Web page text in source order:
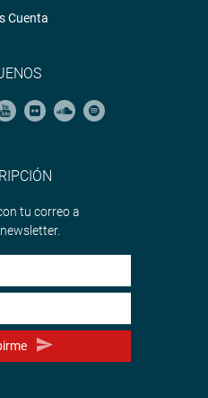
Cuenta
tu correo a